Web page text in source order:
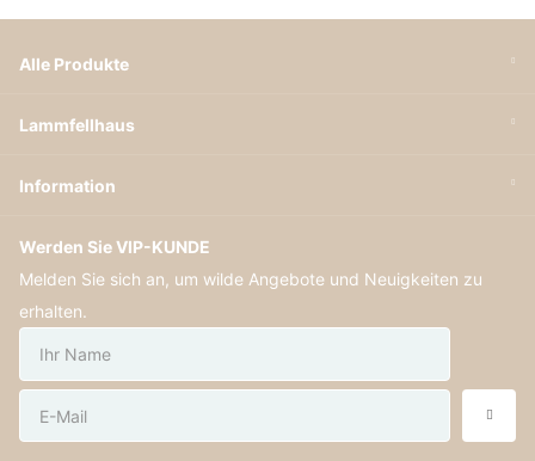
Alle Produkte
Lammfellhaus
Information
Werden Sie VIP-KUNDE
Melden Sie sich an, um wilde Angebote und Neuigkeiten zu
erhalten.